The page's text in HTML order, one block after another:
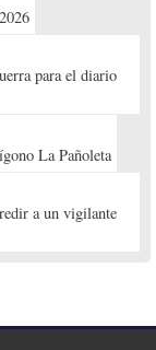
para el diario
La Pañoleta
a un vigilante